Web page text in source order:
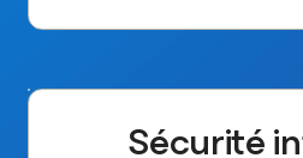
Sécurité